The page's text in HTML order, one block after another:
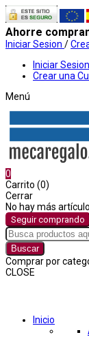
Ahorre
Iniciar Sesion /
Iniciar Sesion
Crear una
Menú
0
Carrito (0)
Cerrar
No hay más
Seguir comprando
Buscar
Comprar por
CLOSE
Inicio